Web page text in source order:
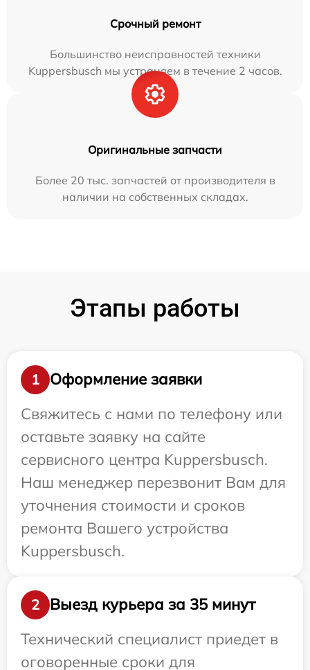
Срочный ремонт
Большинство неисправностей техники
Kuppersbusch мы устраняем в течение 2 часов.
Оригинальные запчасти
Более 20 тыс. запчастей от производителя в
наличии на собственных складах.
Этапы работы
1
Оформление заявки
Свяжитесь с нами по телефону или
оставьте заявку на сайте
сервисного центра Kuppersbusch.
Наш менеджер перезвонит Вам для
уточнения стоимости и сроков
ремонта Вашего устройства
Kuppersbusch.
2
Выезд курьера за 35 минут
Технический специалист приедет в
оговоренные сроки для